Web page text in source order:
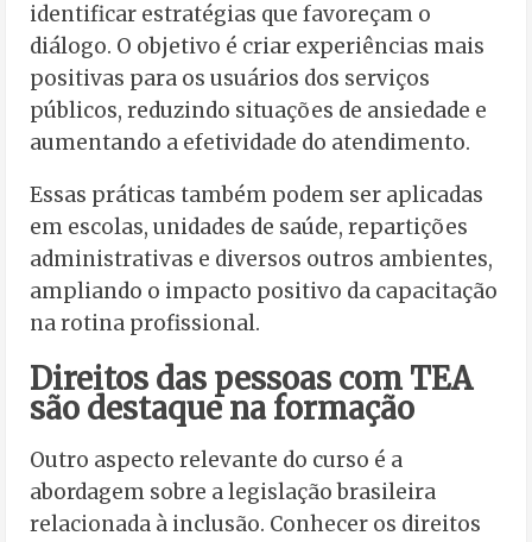
identificar estratégias que favoreçam o
diálogo. O objetivo é criar experiências mais
positivas para os usuários dos serviços
públicos, reduzindo situações de ansiedade e
aumentando a efetividade do atendimento.
Essas práticas também podem ser aplicadas
em escolas, unidades de saúde, repartições
administrativas e diversos outros ambientes,
ampliando o impacto positivo da capacitação
na rotina profissional.
Direitos das pessoas com TEA
são destaque na formação
Outro aspecto relevante do curso é a
abordagem sobre a legislação brasileira
relacionada à inclusão. Conhecer os direitos